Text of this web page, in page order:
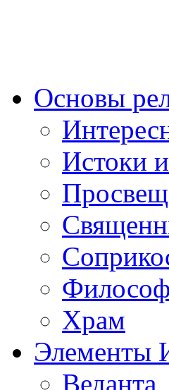
Основы
Истоки
Храм
Элементы
Веданта